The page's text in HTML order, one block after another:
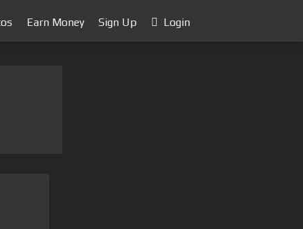
Earn Money Sign Up Login